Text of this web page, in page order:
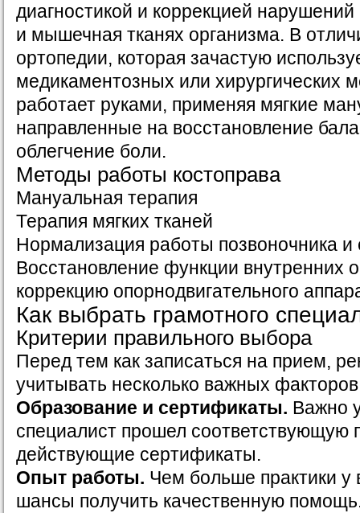
диагностикой и коррекцией
и мышечная тканях организма. В
ортопедии, которая зачастую
медикаментозных или хирургических
работает руками, применяя мягкие
направленные на восстановление
облегчение боли.
Методы работы костоправа
Мануальная терапия
Терапия мягких тканей
Нормализация работы позвоночника и
Восстановление функции внутренних
коррекцию опорнодвигательного
Как выбрать грамотного
Критерии правильного выбора
Перед тем как записаться на прием,
учитывать несколько важных
Образование и сертификаты. Важно
специалист прошел соответствующую
действующие сертификаты.
Опыт работы. Чем больше практики
шансы получить качественную